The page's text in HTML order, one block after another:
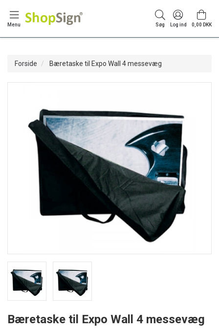
Menu Søg Log ind 0,00 DKK
Forside Bæretaske til Expo Wall 4 messevæg
Bæretaske til Expo Wall 4 messevæg